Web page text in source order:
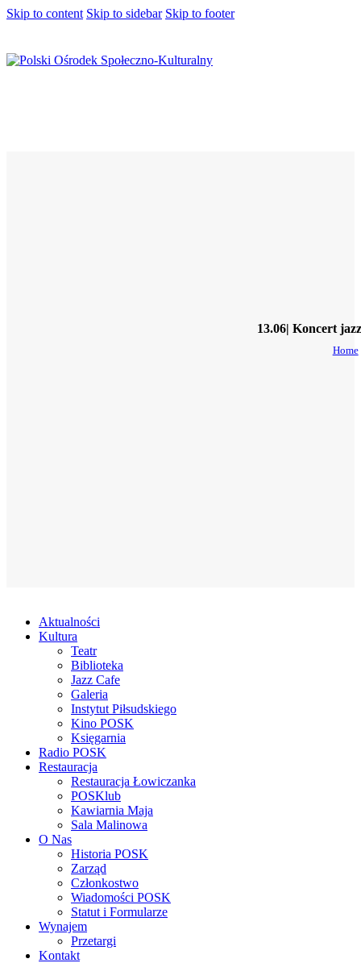
Skip to content Skip to sidebar Skip to footer
13.06| Koncert
Home
Aktualności
Kultura
Teatr
Biblioteka
Jazz Cafe
Galeria
Instytut Piłsudskiego
Kino POSK
Księgarnia
Radio POSK
Restauracja
Restauracja Łowiczanka
POSKlub
Kawiarnia Maja
Sala Malinowa
O Nas
Historia POSK
Zarząd
Członkostwo
Wiadomości POSK
Statut i Formularze
Wynajem
Przetargi
Kontakt